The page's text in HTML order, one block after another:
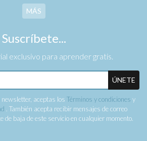
MÁS
Suscríbete...
exclusivo para aprender gratis.
ÚNETE
aceptas los Términos y condiciones y
. También acepta recibir mensajes de correo
de baja de este servicio en cualquier momento.